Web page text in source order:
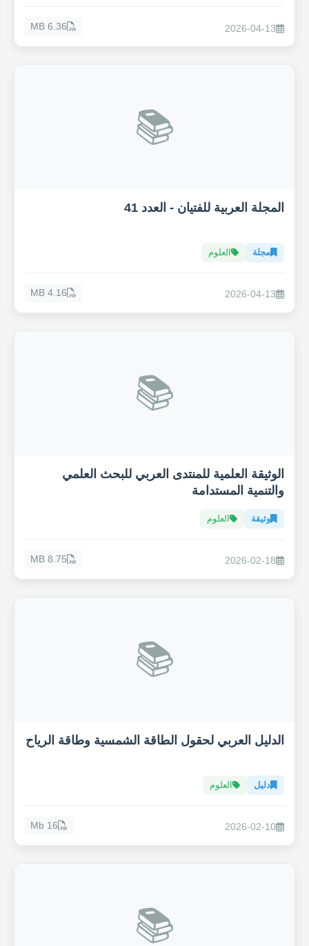
2026-04-13
6.36 MB
📚
المجلة العربية للفتيان - العدد 41
مجلة العلوم
2026-04-13
4.16 MB
📚
الوثيقة العلمية للمنتدى العربي للبحث العلمي
والتنمية المستدامة
وثيقة العلوم
2026-02-18
8.75 MB
📚
الدليل العربي لحقول الطاقة الشمسية وطاقة الرياح
دليل العلوم
2026-02-10
16 Mb
📚